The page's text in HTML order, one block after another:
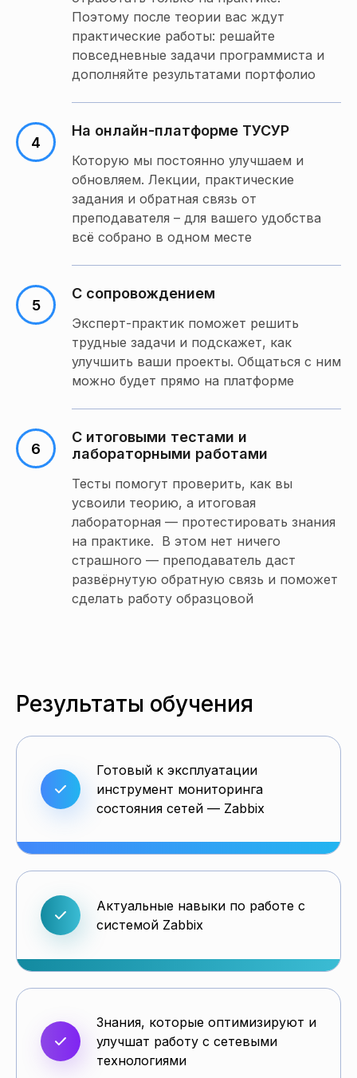
Поэтому после теории вас ждут
практические работы: решайте
повседневные задачи программиста и
дополняйте результатами портфолио
На онлайн-платформе ТУСУР
Которую мы постоянно улучшаем и
обновляем. Лекции, практические
задания и обратная связь от
преподавателя – для вашего удобства
всё собрано в одном месте
C cопровождением
Эксперт-практик поможет решить
трудные задачи и подскажет, как
улучшить ваши проекты. Общаться с ним
можно будет прямо на платформе
С итоговыми тестами и
лабораторными работами
Тесты помогут проверить, как вы
усвоили теорию, а итоговая
лабораторная — протестировать знания
на практике. В этом нет ничего
страшного — преподаватель даст
развёрнутую обратную связь и поможет
сделать работу образцовой
Результаты обучения
Готовый к эксплуатации
инструмент мониторинга
состояния сетей — Zabbix
Актуальные навыки по работе с
системой Zabbix
Знания, которые оптимизируют и
улучшат работу с сетевыми
технологиями